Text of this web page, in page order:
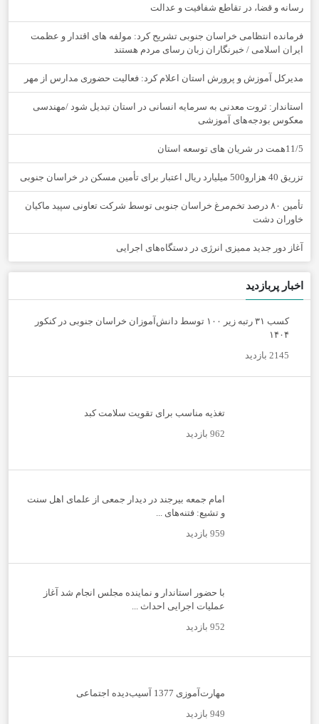
رسانه و قضا، در تقاطع شفافیت و عدالت
فرمانده انتظامی خراسان جنوبی تشریح کرد: مولفه های اقتدار و عظمت
ایران اسلامی / خبرنگاران زبان رسای مردم هستند
مدیرکل آموزش و پرورش استان اعلام کرد: فعالیت حضوری مدارس از مهر
استاندار: ثروت معدنی به سرمایه انسانی در استان تبدیل شود /مهندسی
معکوس بودجه‌های آموزشی
11/5همت در شریان های توسعه استان
تزریق 40 هزارو500 میلیارد ریال اعتبار برای تأمین مسکن در خراسان جنوبی
تأمین ۸۰ درصد تخم‌مرغ خراسان جنوبی توسط شرکت تعاونی سپید ماکیان
خاوران دشت
آغاز دور جدید ممیزی انرژی در دستگاه‌های اجرایی
اخبار پربازدید
کسب ۳۱ رتبه زیر ۱۰۰ توسط دانش‌آموزان خراسان جنوبی در کنکور
۱۴۰۴
2145 بازدید
تغذیه مناسب برای تقویت سلامت کبد
962 بازدید
امام جمعه بیرجند در دیدار جمعی از علمای اهل سنت
و تشیع: فتنه‌های ...
959 بازدید
با حضور استاندار و نماینده مجلس انجام شد آغاز
عملیات اجرایی احداث ...
952 بازدید
مهارت‌آموزی 1377 آسیب‌دیده اجتماعی
949 بازدید